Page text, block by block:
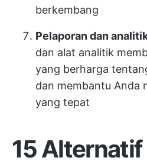
berkembang
Pelaporan dan
dan alat analitik
yang berharga
dan membantu Anda
yang tepat
15